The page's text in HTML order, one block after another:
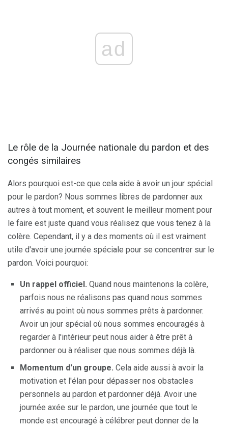
ad
Le rôle de la Journée nationale du pardon et des
congés similaires
Alors pourquoi est-ce que cela aide à avoir un jour spécial
pour le pardon? Nous sommes libres de pardonner aux
autres à tout moment, et souvent le meilleur moment pour
le faire est juste quand vous réalisez que vous tenez à la
colère. Cependant, il y a des moments où il est vraiment
utile d'avoir une journée spéciale pour se concentrer sur le
pardon. Voici pourquoi:
Un rappel officiel. Quand nous maintenons la colère,
parfois nous ne réalisons pas quand nous sommes
arrivés au point où nous sommes prêts à pardonner.
Avoir un jour spécial où nous sommes encouragés à
regarder à l'intérieur peut nous aider à être prêt à
pardonner ou à réaliser que nous sommes déjà là.
Momentum d'un groupe. Cela aide aussi à avoir la
motivation et l'élan pour dépasser nos obstacles
personnels au pardon et pardonner déjà. Avoir une
journée axée sur le pardon, une journée que tout le
monde est encouragé à célébrer peut donner de la